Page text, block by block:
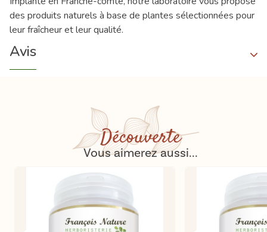
des produits naturels à base de plantes sélectionnées pour
leur fraîcheur et leur qualité.
Avis
Découverte
Vous aimerez aussi...